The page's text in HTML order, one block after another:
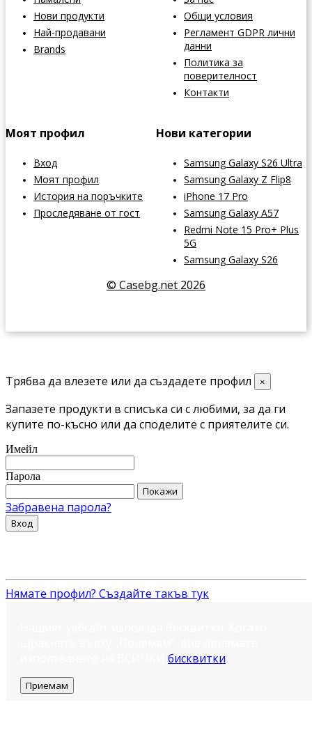
Нови продукти
Най-продавани
Brands
Общи условия
Регламент GDPR лични
данни
Политика за
поверителност
Контакти
Моят профил
Вход
Моят профил
История на поръчките
Проследяване от гост
Нови категории
Samsung Galaxy S26 Ultra
Samsung Galaxy Z Flip8
iPhone 17 Pro
Samsung Galaxy A57
Redmi Note 15 Pro+ Plus
5G
Samsung Galaxy S26
© Casebg.net 2026
Трябва да влезете или да създадете профил ×
Запазете продукти в списъка си с любими, за да ги
купите по-късно или да споделите с приятелите си.
Имейл
Парола
Покажи
Забравена парола?
Вход
Нямате профил? Създайте такъв тук
бисквитки
Приемам